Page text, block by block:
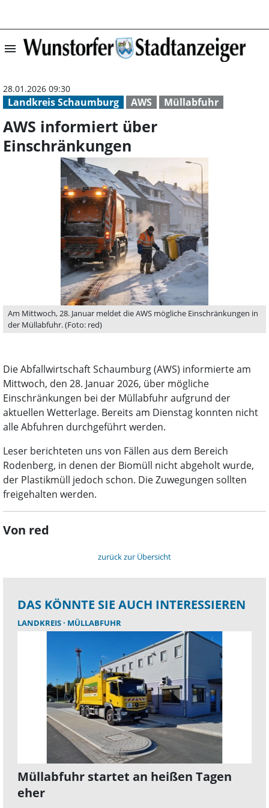
menu AWS informiert
Landkreis Schaumburg AWS Müllabfuhr
28.01.2026 09:30
AWS informiert über
Einschränkungen
Am Mittwoch, 28. Januar meldet die AWS mögliche Einschränkungen in
der Müllabfuhr. (Foto: red)
Die Abfallwirtschaft Schaumburg (AWS) informierte am
Mittwoch, den 28. Januar 2026, über mögliche
Einschränkungen bei der Müllabfuhr aufgrund der
aktuellen Wetterlage. Bereits am Dienstag konnten nicht
alle Abfuhren durchgeführt werden.
Leser berichteten uns von Fällen aus dem Bereich
Rodenberg, in denen der Biomüll nicht abgeholt wurde,
der Plastikmüll jedoch schon. Die Zuwegungen sollten
freigehalten werden.
Von red
zurück zur Übersicht
DAS KÖNNTE SIE AUCH INTERESSIEREN
LANDKREIS MÜLLABFUHR
Müllabfuhr startet an heißen Tagen
eher